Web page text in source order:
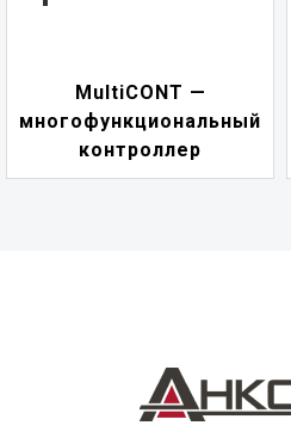
MultiCONT —
многофункциональный
контроллер